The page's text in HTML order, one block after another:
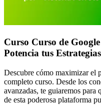
Curso Curso de
Potencia tus
Descubre cómo maximizar el
completo curso. Desde los
avanzadas, te guiaremos para
de esta poderosa plataforma